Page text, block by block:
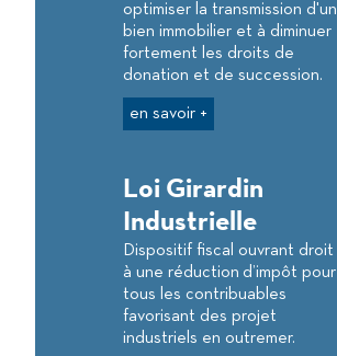
optimiser la transmission d'un
bien immobilier et à diminuer
fortement les droits de
donation et de succession.
en savoir +
Loi Girardin
Industrielle
Dispositif fiscal ouvrant droit
à une réduction d’impôt pour
tous les contribuables
favorisant des projet
industriels en outremer.